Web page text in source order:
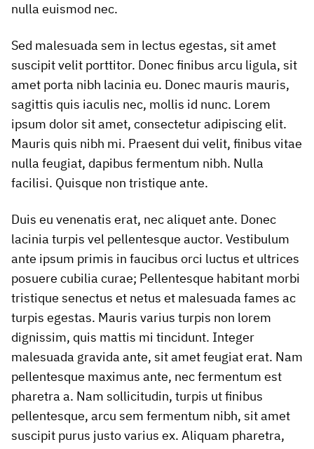
nulla euismod nec.
Sed malesuada sem in lectus egestas, sit amet
suscipit velit porttitor. Donec finibus arcu ligula, sit
amet porta nibh lacinia eu. Donec mauris mauris,
sagittis quis iaculis nec, mollis id nunc. Lorem
ipsum dolor sit amet, consectetur adipiscing elit.
Mauris quis nibh mi. Praesent dui velit, finibus vitae
nulla feugiat, dapibus fermentum nibh. Nulla
facilisi. Quisque non tristique ante.
Duis eu venenatis erat, nec aliquet ante. Donec
lacinia turpis vel pellentesque auctor. Vestibulum
ante ipsum primis in faucibus orci luctus et ultrices
posuere cubilia curae; Pellentesque habitant morbi
tristique senectus et netus et malesuada fames ac
turpis egestas. Mauris varius turpis non lorem
dignissim, quis mattis mi tincidunt. Integer
malesuada gravida ante, sit amet feugiat erat. Nam
pellentesque maximus ante, nec fermentum est
pharetra a. Nam sollicitudin, turpis ut finibus
pellentesque, arcu sem fermentum nibh, sit amet
suscipit purus justo varius ex. Aliquam pharetra,